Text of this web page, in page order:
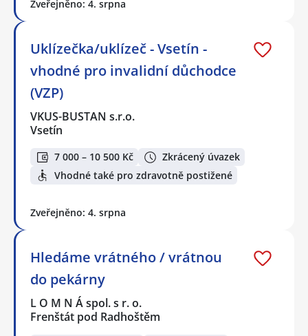
Zveřejněno: 4. srpna
Uklízečka/uklízeč - Vsetín -
vhodné pro invalidní důchodce
(VZP)
VKUS-BUSTAN s.r.o.
Vsetín
7 000 – 10 500 Kč
Zkrácený úvazek
Vhodné také pro zdravotně postižené
Zveřejněno: 4. srpna
Hledáme vrátného / vrátnou
do pekárny
L O M N Á spol. s r. o.
Frenštát pod Radhoštěm